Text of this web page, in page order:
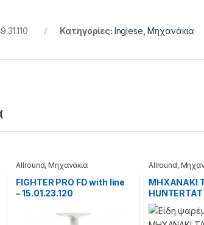
Κατηγορίες: Inglese ,Μηχανάκια
Allround,Μηχανάκια
FIGHTER PRO FD with line
– 15.01.23.120
Allround,
ΜΗΧΑΝΑΚΙ